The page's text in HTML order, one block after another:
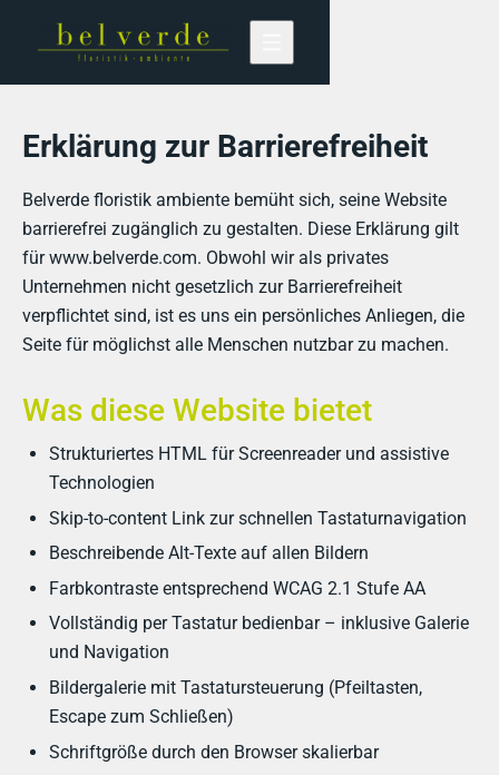
Erklärung zur Barrierefreiheit
Belverde floristik ambiente bemüht sich, seine Website
barrierefrei zugänglich zu gestalten. Diese Erklärung gilt
für www.belverde.com. Obwohl wir als privates
Unternehmen nicht gesetzlich zur Barrierefreiheit
verpflichtet sind, ist es uns ein persönliches Anliegen, die
Seite für möglichst alle Menschen nutzbar zu machen.
Was diese Website bietet
Strukturiertes HTML für Screenreader und assistive
Technologien
Skip-to-content Link zur schnellen Tastaturnavigation
Beschreibende Alt-Texte auf allen Bildern
Farbkontraste entsprechend WCAG 2.1 Stufe AA
Vollständig per Tastatur bedienbar – inklusive Galerie
und Navigation
Bildergalerie mit Tastatursteuerung (Pfeiltasten,
Escape zum Schließen)
Schriftgröße durch den Browser skalierbar